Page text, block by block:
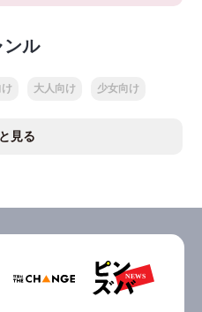
ンル
け 大人向け 少女向け
見る